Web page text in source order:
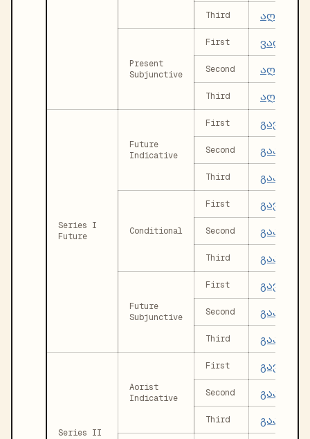
Third
Present
Subjunctive
First
Second
Third
Series I
Future
Future
Indicative
First
Second
Third
Conditional
First
Second
Third
Future
Subjunctive
First
Second
Third
Series II
Aorist
Indicative
First
Second
Third